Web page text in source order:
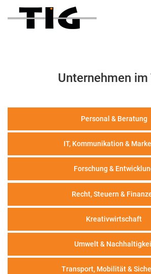
Unternehmen im
Personal & Beratung
IT, Kommunikation &
Forschung &
Recht, Steuern &
Kreativwirtschaft
Umwelt &
Transport, Mobilität &